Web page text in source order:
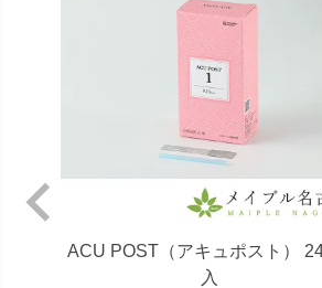
ACU POST（アキュポスト）
入